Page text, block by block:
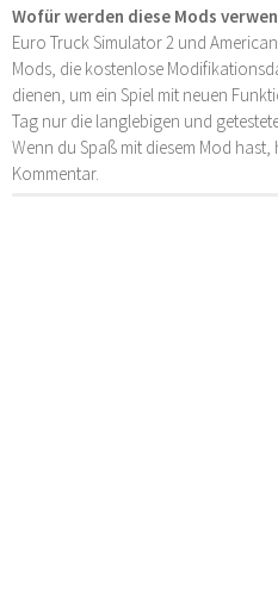
Wofür werden diese Mods
Euro Truck Simulator 2 und
Mods, die kostenlose
dienen, um ein Spiel mit neuen
Tag nur die langlebigen und
Wenn du Spaß mit diesem Mod
Kommentar.